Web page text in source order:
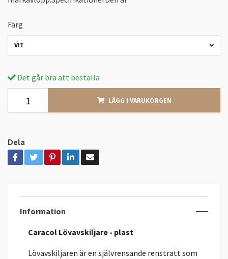
Färg
VIT
Det går bra att beställa
LÄGG I VARUKORGEN
Dela
Information
Caracol Lövavskiljare - plast
Lövavskiljaren är en självrensande renstratt som